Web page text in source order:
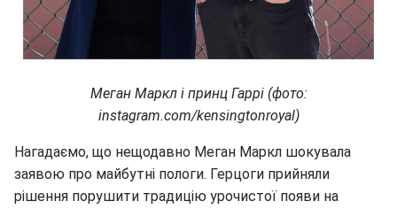
Меган Маркл і принц Гаррі (фото:
instagram.com/kensingtonroyal)
Нагадаємо, що нещодавно Меган Маркл шокувала
заявою про майбутні пологи. Герцоги прийняли
рішення порушити традицію урочистої появи на